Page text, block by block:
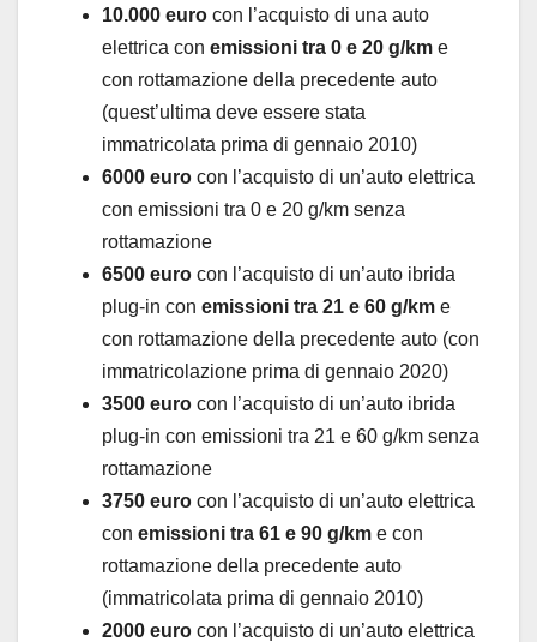
10.000 euro con l’acquisto di una auto
elettrica con emissioni tra 0 e 20 g/km e
con rottamazione della precedente auto
(quest’ultima deve essere stata
immatricolata prima di gennaio 2010)
6000 euro con l’acquisto di un’auto elettrica
con emissioni tra 0 e 20 g/km senza
rottamazione
6500 euro con l’acquisto di un’auto ibrida
plug-in con emissioni tra 21 e 60 g/km e
con rottamazione della precedente auto (con
immatricolazione prima di gennaio 2020)
3500 euro con l’acquisto di un’auto ibrida
plug-in con emissioni tra 21 e 60 g/km senza
rottamazione
3750 euro con l’acquisto di un’auto elettrica
con emissioni tra 61 e 90 g/km e con
rottamazione della precedente auto
(immatricolata prima di gennaio 2010)
2000 euro con l’acquisto di un’auto elettrica